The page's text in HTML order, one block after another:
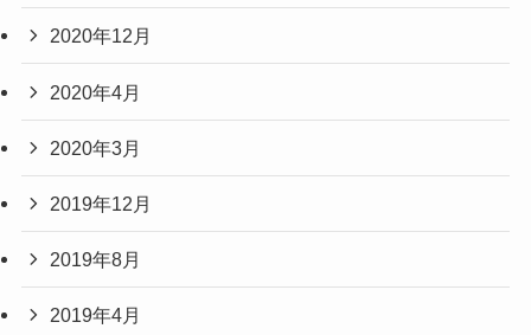
2020年12月
2020年4月
2020年3月
2019年12月
2019年8月
2019年4月